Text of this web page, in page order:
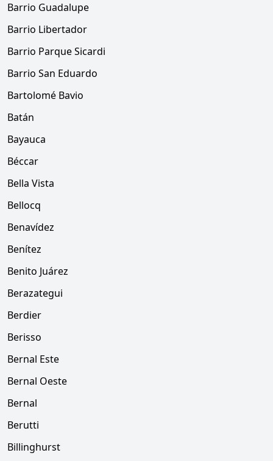
Barrio Guadalupe
Barrio Libertador
Barrio Parque Sicardi
Barrio San Eduardo
Bartolomé Bavio
Batán
Bayauca
Béccar
Bella Vista
Bellocq
Benavídez
Benítez
Benito Juárez
Berazategui
Berdier
Berisso
Bernal Este
Bernal Oeste
Bernal
Berutti
Billinghurst